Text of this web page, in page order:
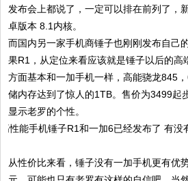
发布会上都说了，一定可以排在前列了，
卓版本 8.1内核。
而国内另一家手机商锤子也刚刚发布自己
果R1，从定位来看应该就是锤子以后的高
方面基本和一加手机一样，高能骁龙845
储内存达到了惊人的1TB。售价为3499起
显示老罗的个性。
从性价比来看，锤子没有一加手机更有优